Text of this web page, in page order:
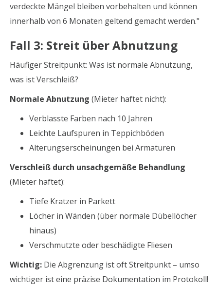
verdeckte Mängel bleiben vorbehalten und können
innerhalb von 6 Monaten geltend gemacht werden."
Fall 3: Streit über Abnutzung
Häufiger Streitpunkt: Was ist normale Abnutzung,
was ist Verschleiß?
Normale Abnutzung (Mieter haftet nicht):
Verblasste Farben nach 10 Jahren
Leichte Laufspuren in Teppichböden
Alterungserscheinungen bei Armaturen
Verschleiß durch unsachgemäße Behandlung
(Mieter haftet):
Tiefe Kratzer in Parkett
Löcher in Wänden (über normale Dübellöcher
hinaus)
Verschmutzte oder beschädigte Fliesen
Wichtig: Die Abgrenzung ist oft Streitpunkt – umso
wichtiger ist eine präzise Dokumentation im Protokoll!